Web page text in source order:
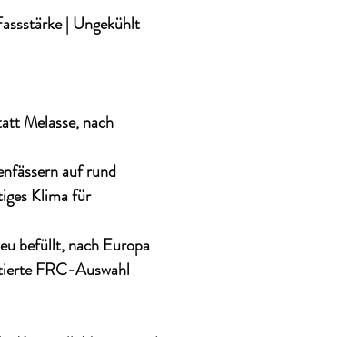
| Ungekühlt
Melasse, nach
auf rund
Klima für
befüllt, nach Europa
FRC-Auswahl